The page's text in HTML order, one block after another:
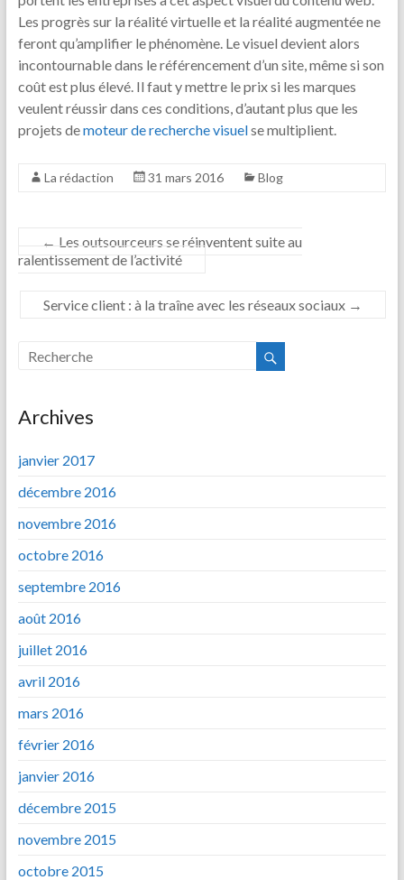
Les progrès sur la réalité virtuelle et la réalité augmentée ne
feront qu’amplifier le phénomène. Le visuel devient alors
incontournable dans le référencement d’un site, même si son
coût est plus élevé. Il faut y mettre le prix si les marques
veulent réussir dans ces conditions, d’autant plus que les
projets demoteur de recherche visuelse multiplient.
La rédaction 31 mars 2016 Blog
← Les outsourceurs se réinventent suite au
ralentissement de l’activité
Service client : à la traîne avec les réseaux sociaux →
Archives
janvier 2017
décembre 2016
novembre 2016
octobre 2016
septembre 2016
août 2016
juillet 2016
avril 2016
mars 2016
février 2016
janvier 2016
décembre 2015
novembre 2015
octobre 2015